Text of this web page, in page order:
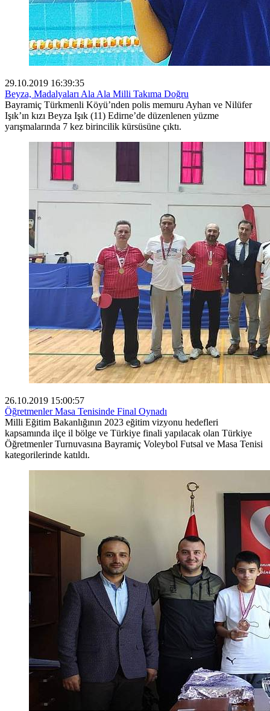
29.10.2019 16:39:35
Beyza, Madalyaları Ala Ala Milli Takıma Doğru
Bayramiç Türkmenli Köyü’nden polis memuru Ayhan ve Nilüfer
Işık’ın kızı Beyza Işık (11) Edirne’de düzenlenen yüzme
yarışmalarında 7 kez birincilik kürsüsüne çıktı.
26.10.2019 15:00:57
Öğretmenler Masa Tenisinde Final Oynadı
Milli Eğitim Bakanlığının 2023 eğitim vizyonu hedefleri
kapsamında ilçe il bölge ve Türkiye finali yapılacak olan Türkiye
Öğretmenler Turnuvasına Bayramiç Voleybol Futsal ve Masa Tenisi
kategorilerinde katıldı.